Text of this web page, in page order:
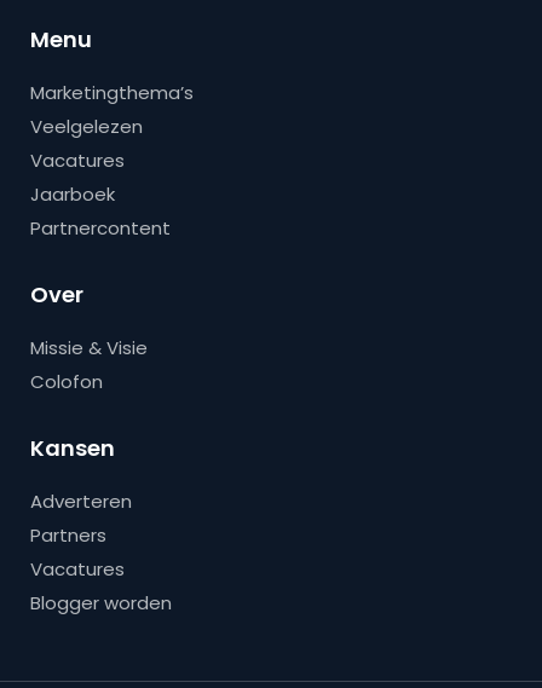
Menu
Marketingthema’s
Veelgelezen
Vacatures
Jaarboek
Partnercontent
Over
Missie & Visie
Colofon
Kansen
Adverteren
Partners
Vacatures
Blogger worden